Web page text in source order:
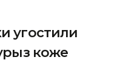
угостили
коже